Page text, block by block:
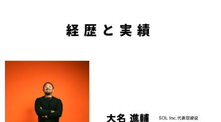
経歴と実績